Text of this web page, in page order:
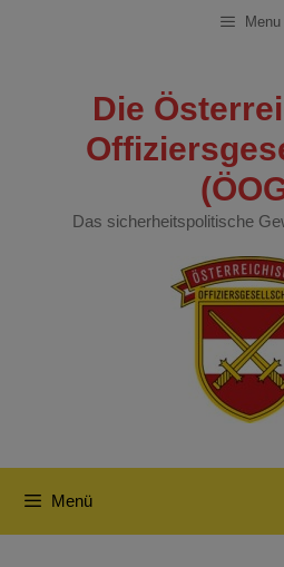
Menu
Die
Das sicherheitspolitische
Menü